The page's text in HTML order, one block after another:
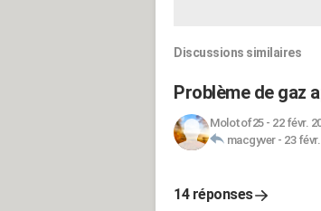
Discussions similaires
Problème de gaz
Molotof25- 22 févr.
macgyver- 23
14 réponses